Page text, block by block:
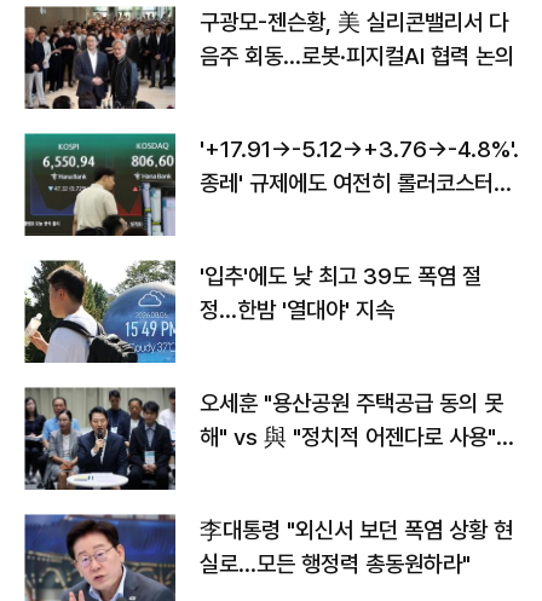
구광모-젠슨황, 美 실리콘밸리서 다
음주 회동…로봇·피지컬AI 협력 논의
'+17.91→-5.12→+3.76→-4.8%'…'
종레' 규제에도 여전히 롤러코스터
'입추'에도 낮 최고 39도 폭염 절
정…한밤 '열대야' 지속
오세훈 "용산공원 주택공급 동의 못
해" vs 與 "정치적 어젠다로 사용"
李대통령 "외신서 보던 폭염 상황 현
실로…모든 행정력 총동원하라"